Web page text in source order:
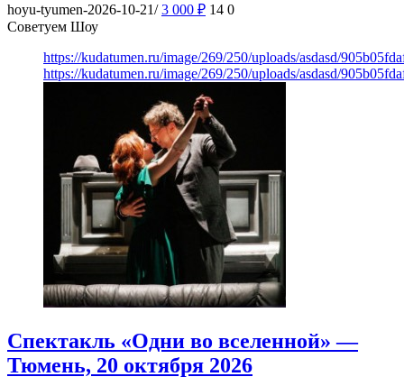
hoyu-tyumen-2026-10-21/ 3 000 ₽ 14 0
Советуем Шоу
https://kudatumen.ru/image/269/250/uploads/asdasd/
https://kudatumen.ru/image/269/250/uploads/asdasd/
Спектакль «Одни во вселенной» —
Тюмень, 20 октября 2026